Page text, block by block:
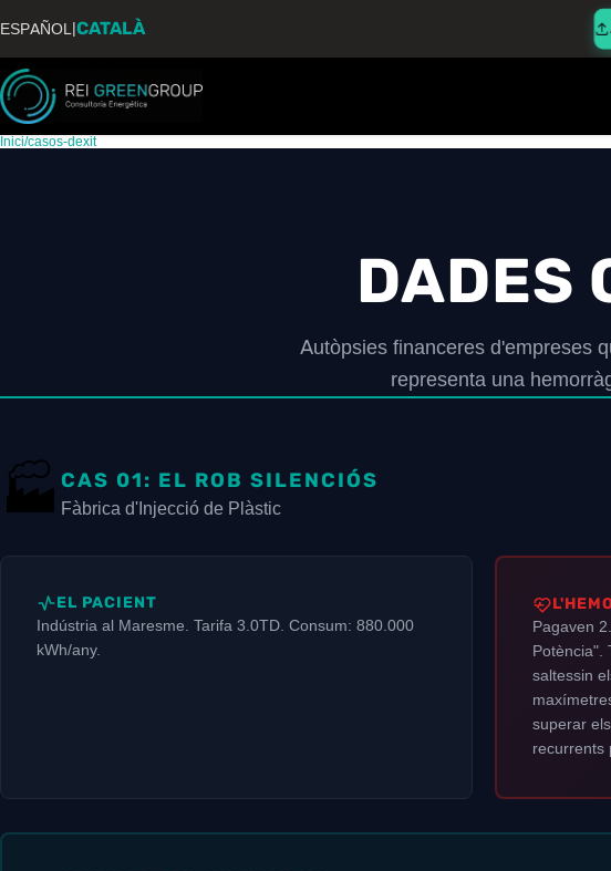
ESPAÑOL|CATALÀ
Inici/casos-dexit
DADES
Autòpsies financeres d'empreses
representa una
🏭 CAS 01: EL ROB SILENCIÓS
Fàbrica d'Injecció de Plàstic
EL PACIENT
Indústria al Maresme. Tarifa 3.0TD. Consum: 880.000
kWh/any.
Pagaven
Potència".
saltessin
superar
recurrents